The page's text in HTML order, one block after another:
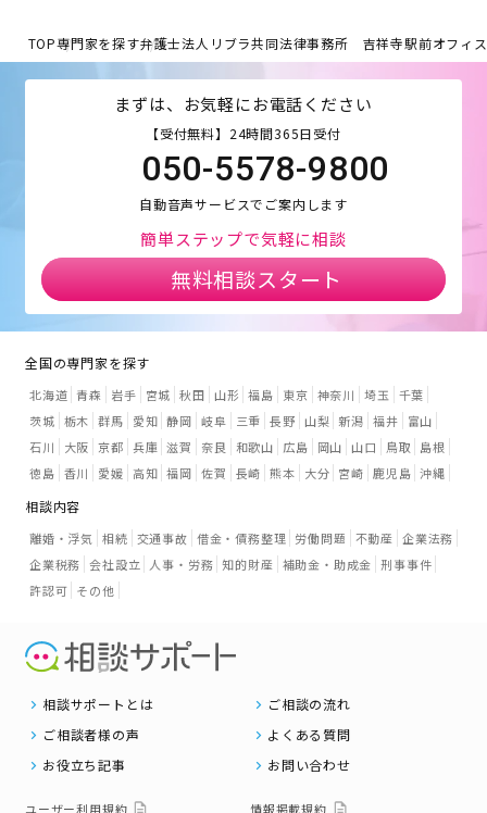
TOP専門家を探す弁護士法人リブラ共同法律事務所 吉祥寺駅前オフィス
まずは、お気軽にお電話ください
【受付無料】24時間365日受付
050-5578-9800
自動音声サービスでご案内します
簡単ステップで気軽に相談
無料相談スタート
全国の専門家を探す
北海道 青森 岩手 宮城 秋田 山形 福島 東京 神奈川 埼玉 千葉
茨城 栃木 群馬 愛知 静岡 岐阜 三重 長野 山梨 新潟 福井
富山
石川
大阪 京都 兵庫 滋賀 奈良 和歌山 広島 岡山 山口 鳥取
島根
徳島 香川 愛媛 高知 福岡 佐賀 長崎 熊本 大分 宮崎 鹿児島 沖縄
相談内容
離婚・浮気 相続 交通事故 借金・債務整理 労働問題 不動産 企業法務
企業税務 会社設立 人事・労務 知的財産 補助金・助成金 刑事事件
許認可 その他
相談サポートとは
ご相談の流れ
ご相談者様の声
よくある質問
お役立ち記事
お問い合わせ
ユーザー利用規約 情報掲載規約